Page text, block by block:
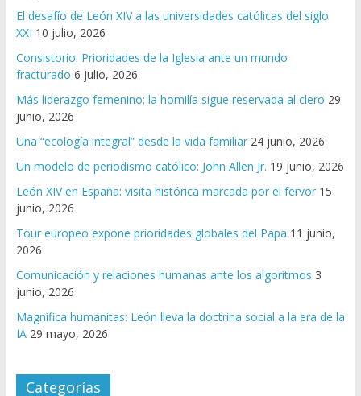
El desafío de León XIV a las universidades católicas del siglo
XXI 10 julio, 2026
Consistorio: Prioridades de la Iglesia ante un mundo
fracturado 6 julio, 2026
Más liderazgo femenino; la homilía sigue reservada al clero 29
junio, 2026
Una “ecología integral” desde la vida familiar 24 junio, 2026
Un modelo de periodismo católico: John Allen Jr. 19 junio, 2026
León XIV en España: visita histórica marcada por el fervor 15
junio, 2026
Tour europeo expone prioridades globales del Papa 11 junio,
2026
Comunicación y relaciones humanas ante los algoritmos 3
junio, 2026
Magnifica humanitas: León lleva la doctrina social a la era de la
IA 29 mayo, 2026
Categorías